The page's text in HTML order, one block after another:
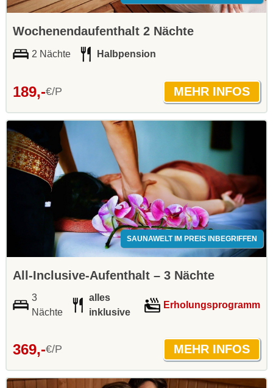
Wochenendaufenthalt 2 Nächte
2 Nächte Halbpension
189,-€/P
SAUNAWELT IM PREIS INBEGRIFFEN
All-Inclusive-Aufenthalt – 3 Nächte
3
Nächte
alles
inklusive
Erholungsprogramm
369,-€/P